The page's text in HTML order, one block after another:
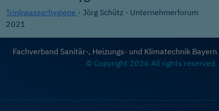
Trinkwasserhygiene - Jörg Schütz - Unternehmerforum
2021
Fachverband Sanitär-, Heizungs- und Klimatechnik Bayern
© Copyright 2026 All rights reserved.